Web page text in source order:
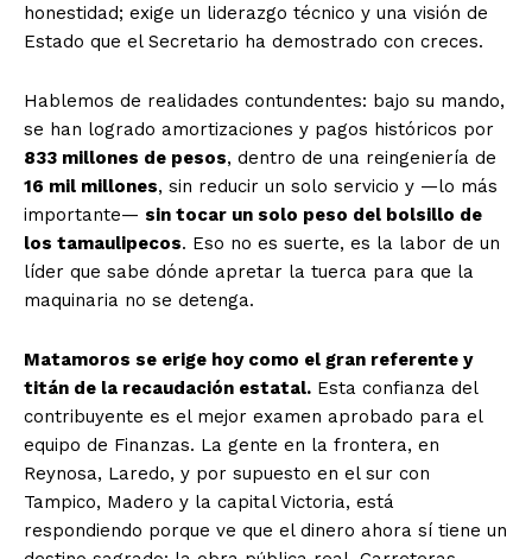
honestidad; exige un liderazgo técnico y una visión de
Estado que el Secretario ha demostrado con creces.
Hablemos de realidades contundentes: bajo su mando,
se han logrado amortizaciones y pagos históricos por
833 millones de pesos, dentro de una reingeniería de
16 mil millones, sin reducir un solo servicio y —lo más
importante— sin tocar un solo peso del bolsillo de
los tamaulipecos. Eso no es suerte, es la labor de un
líder que sabe dónde apretar la tuerca para que la
maquinaria no se detenga.
Matamoros se erige hoy como el gran referente y
titán de la recaudación estatal. Esta confianza del
contribuyente es el mejor examen aprobado para el
equipo de Finanzas. La gente en la frontera, en
Reynosa, Laredo, y por supuesto en el sur con
Tampico, Madero y la capital Victoria, está
respondiendo porque ve que el dinero ahora sí tiene un